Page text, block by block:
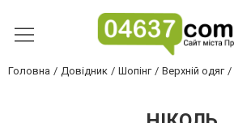
Головна Довідник Шопінг Верхній одяг